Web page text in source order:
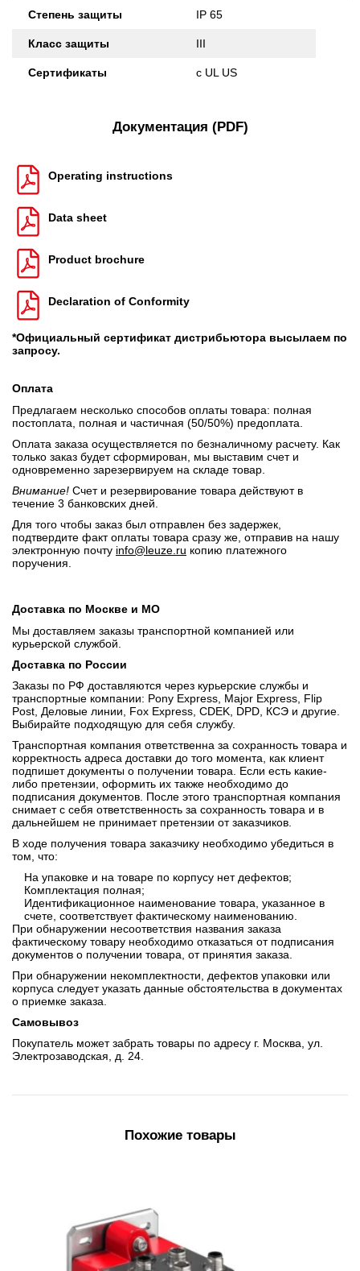
Степень защиты IP 65
Класс защиты III
Сертификаты c UL US
Документация (PDF)
Operating instructions
Data sheet
Product brochure
Declaration of Conformity
*Официальный сертификат дистрибьютора высылаем по
запросу.
Оплата
Предлагаем несколько способов оплаты товара: полная
постоплата, полная и частичная (50/50%) предоплата.
Оплата заказа осуществляется по безналичному расчету. Как
только заказ будет сформирован, мы выставим счет и
одновременно зарезервируем на складе товар.
Внимание! Счет и резервирование товара действуют в
течение 3 банковских дней.
Для того чтобы заказ был отправлен без задержек,
подтвердите факт оплаты товара сразу же, отправив на нашу
электронную почту info@leuze.ru копию платежного
поручения.
Доставка по Москве и МО
Мы доставляем заказы транспортной компанией или
курьерской службой.
Доставка по России
Заказы по РФ доставляются через курьерские службы и
транспортные компании: Pony Express, Major Express, Flip
Post, Деловые линии, Fox Express, CDEK, DPD, КСЭ и другие.
Выбирайте подходящую для себя службу.
Транспортная компания ответственна за сохранность товара и
корректность адреса доставки до того момента, как клиент
подпишет документы о получении товара. Если есть какие-
либо претензии, оформить их также необходимо до
подписания документов. После этого транспортная компания
снимает с себя ответственность за сохранность товара и в
дальнейшем не принимает претензии от заказчиков.
В ходе получения товара заказчику необходимо убедиться в
том, что:
На упаковке и на товаре по корпусу нет дефектов;
Комплектация полная;
Идентификационное наименование товара, указанное в
счете, соответствует фактическому наименованию.
При обнаружении несоответствия названия заказа
фактическому товару необходимо отказаться от подписания
документов о получении товара, от принятия заказа.
При обнаружении некомплектности, дефектов упаковки или
корпуса следует указать данные обстоятельства в документах
о приемке заказа.
Самовывоз
Покупатель может забрать товары по адресу г. Москва, ул.
Электрозаводская, д. 24.
Похожие товары